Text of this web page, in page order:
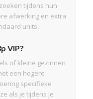
tijdens hun
afwerking en extra
units.
VIP?
of kleine gezinnen
een hogere
specifieke
als je tijdens je